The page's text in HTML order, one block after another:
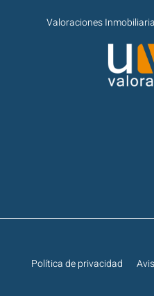
Valoraciones
Política de privacidad